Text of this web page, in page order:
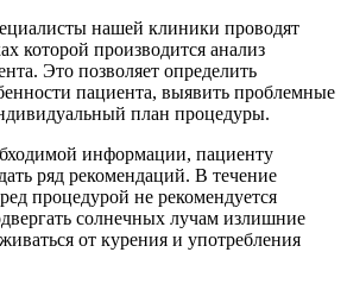
нашей клиники проводят
которой производится анализ
Это позволяет определить
пациента, выявить проблемные
план процедуры.
информации, пациенту
ряд рекомендаций. В течение
процедурой не рекомендуется
солнечных лучам излишние
от курения и употребления